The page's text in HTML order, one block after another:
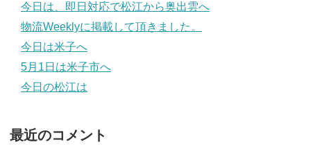
今日は、即日対応で松江から奥出雲へ
物流Weeklyに掲載して頂きました。
今日は米子へ
5月1日は米子市へ
今日の松江は
最近のコメント